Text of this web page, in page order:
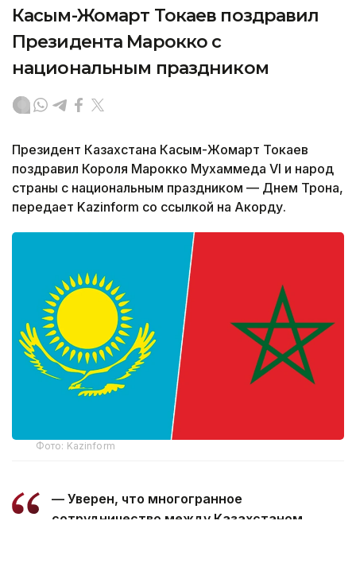
Касым-Жомарт Токаев поздравил
Президента Марокко с
национальным праздником
Президент Казахстана Касым-Жомарт Токаев
поздравил Короля Марокко Мухаммеда VI и народ
страны с национальным праздником — Днем Трона,
передает Kazinform со ссылкой на Акорду.
Фото: Kazinform
— Уверен, что многогранное
сотрудничество между Казахстаном